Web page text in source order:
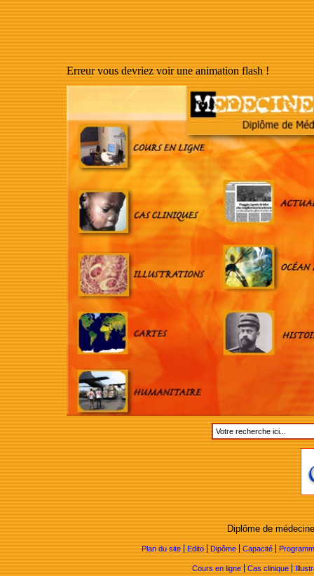
Diplôme de
Plan du site Edito Dipôme Capacité
Cours en ligne Cas clinique
Erreur vous devriez voir une animation flash !